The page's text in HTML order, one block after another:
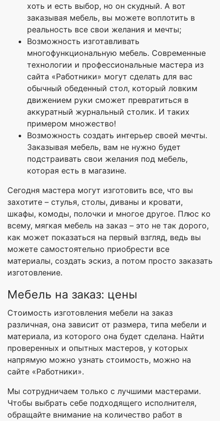
хоть и есть выбор, но он скудный. А вот
заказывая мебель, вы можете воплотить в
реальность все свои желания и мечты;
Возможность изготавливать
многофункциональную мебель. Современные
технологии и профессиональные мастера из
сайта «Работники» могут сделать для вас
обычный обеденный стол, который ловким
движением руки сможет превратиться в
аккуратный журнальный столик. И таких
примером множество!
Возможность создать интерьер своей мечты.
Заказывая мебель, вам не нужно будет
подстраивать свои желания под мебель,
которая есть в магазине.
Сегодня мастера могут изготовить все, что вы
захотите – стулья, столы, диваны и кровати,
шкафы, комоды, полочки и многое другое. Плюс ко
всему, мягкая мебель на заказ – это не так дорого,
как может показаться на первый взгляд, ведь вы
можете самостоятельно приобрести все
материалы, создать эскиз, а потом просто заказать
изготовление.
Мебель на заказ: цены
Стоимость изготовления мебели на заказ
различная, она зависит от размера, типа мебели и
материала, из которого она будет сделана. Найти
проверенных и опытных мастеров, у которых
напрямую можно узнать стоимость, можно на
сайте «Работники».
Мы сотрудничаем только с лучшими мастерами.
Чтобы выбрать себе подходящего исполнителя,
обращайте внимание на количество работ в